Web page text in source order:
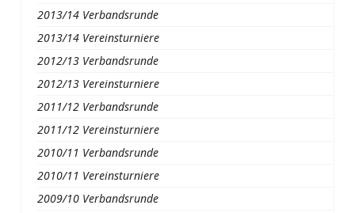
2013/14 Verbandsrunde
2013/14 Vereinsturniere
2012/13 Verbandsrunde
2012/13 Vereinsturniere
2011/12 Verbandsrunde
2011/12 Vereinsturniere
2010/11 Verbandsrunde
2010/11 Vereinsturniere
2009/10 Verbandsrunde